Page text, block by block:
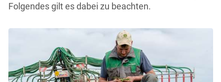
Folgendes gilt es dabei zu beachten.